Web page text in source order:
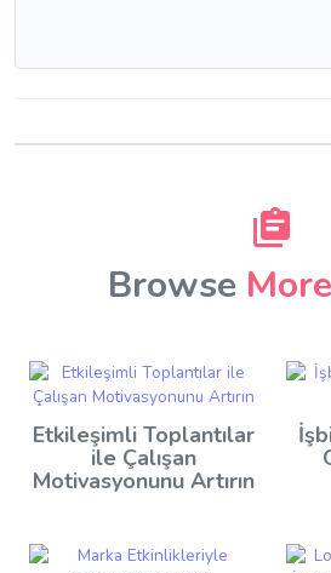
Browse
Etkileşimli Toplantılar
ile Çalışan
Motivasyonunu Artırın